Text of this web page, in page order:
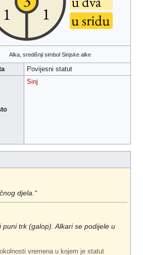
Alka, središnji simbol Sinjske alke
Povijesni statut
Sinj
djela.“
trk (galop). Alkari se podijele u
vremena u kojem je statut